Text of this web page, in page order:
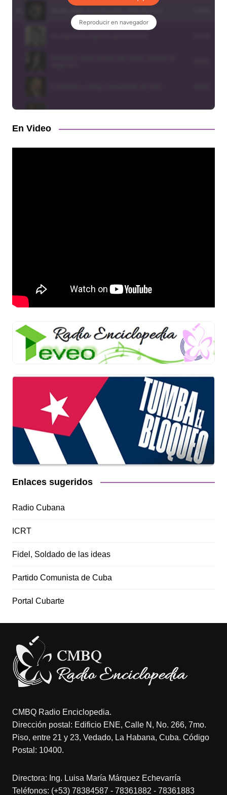
En Video
Enlaces sugeridos
Radio Cubana
ICRT
Fidel, Soldado de las ideas
Partido Comunista de Cuba
Portal Cubarte
CMBQ Radio Enciclopedia.
Dirección postal: Edificio ENE, Calle N, No. 266, 7mo.
Piso, entre 21 y 23, Vedado, La Habana, Cuba. Código
Postal: 10400.
Directora: Ing. Luisa María Márquez Echevarría
Teléfonos: (+53) 78384587 - 78361882 - 78361883